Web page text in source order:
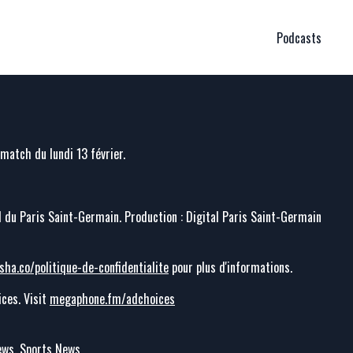
Podcasts
du lundi 13 février.
Paris Saint-Germain. Production : Digital Paris Saint-Germain
politique-de-confidentialite pour plus d'informations.
Visit megaphone.fm/adchoices
Sports News